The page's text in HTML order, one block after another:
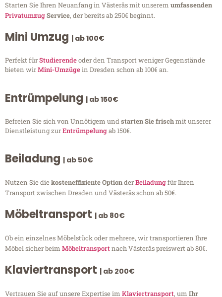
Starten Sie Ihren Neuanfang in Västerås mit unserem umfassenden
PrivatumzugService, der bereits ab 250€ beginnt.
Mini Umzug | ab 100€
Perfekt fürStudierendeoder den Transport weniger Gegenstände
bieten wirMini-Umzügein Dresden schon ab 100€ an.
Entrümpelung | ab 150€
Befreien Sie sich von Unnötigem undstarten Sie frischmit unserer
Dienstleistung zurEntrümpelungab 150€.
Beiladung | ab 50€
Nutzen Sie diekosteneffiziente OptionderBeiladungfür Ihren
Transport zwischen Dresden und Västerås schon ab 50€.
Möbeltransport | ab 80€
Ob ein einzelnes Möbelstück oder mehrere, wir transportieren Ihre
Möbel sicher beim Möbeltransportnach Västerås preiswert ab 80€.
Klaviertransport | ab 200€
Vertrauen Sie auf unsere Expertise im Klaviertransport, um Ihr